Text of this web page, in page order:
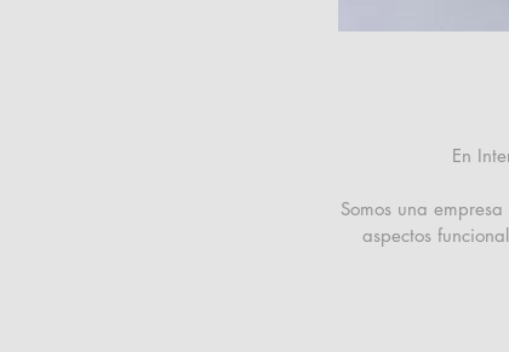
En
Somos una
aspectos